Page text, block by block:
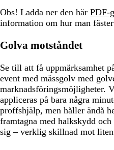
Obs! Ladda ner den här PDF-
information om hur man
Golva motståndet
Se till att få uppmärksamhet
event med mässgolv med
marknadsföringsmöjligheter.
appliceras på bara några
proffshjälp, men håller ändå
framtagna med halkskydd
sig – verklig skillnad mot liten